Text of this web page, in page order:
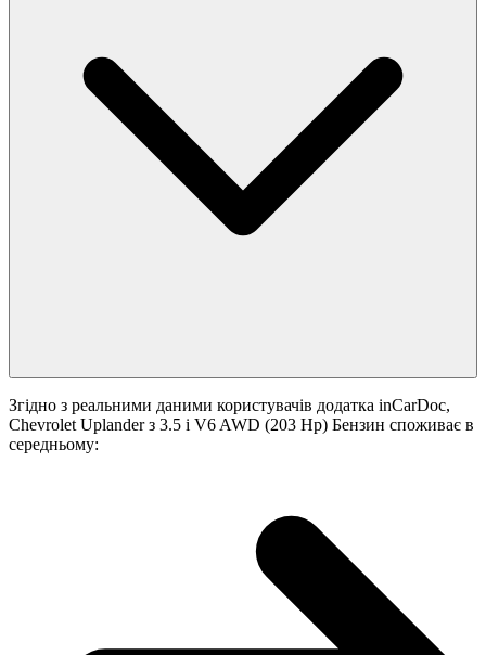
Згідно з реальними даними користувачів додатка inCarDoc,
Chevrolet Uplander з 3.5 i V6 AWD (203 Hp) Бензин споживає в
середньому: